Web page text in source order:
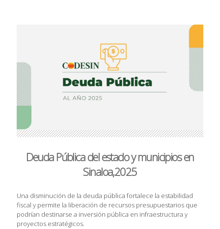
Deuda Pública del estado y municipios en
Sinaloa,2025
Una disminución de la deuda pública fortalece la estabilidad
fiscal y permite la liberación de recursos presupuestarios que
podrían destinarse a inversión pública en infraestructura y
proyectos estratégicos.